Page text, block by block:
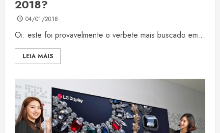
2018?
04/01/2018
Oi: este foi provavelmente o verbete mais buscado em...
LEIA MAIS